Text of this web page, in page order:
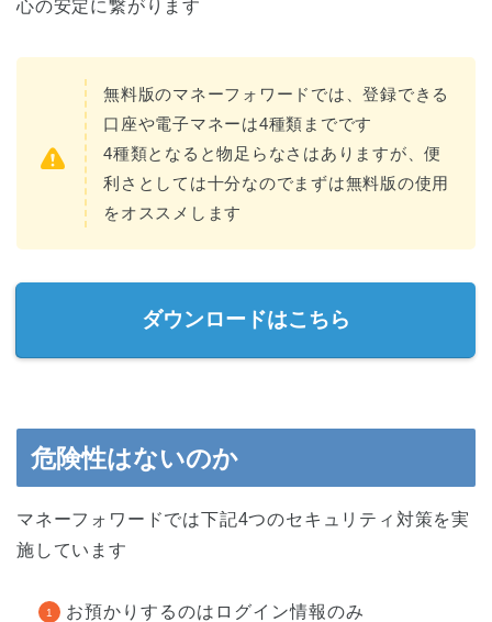
心の安定に繋がります
無料版のマネーフォワードでは、登録できる
口座や電子マネーは4種類までです
4種類となると物足らなさはありますが、便
利さとしては十分なのでまずは無料版の使用
をオススメします
ダウンロードはこちら
危険性はないのか
マネーフォワードでは下記4つのセキュリティ対策を実
施しています
お預かりするのはログイン情報のみ